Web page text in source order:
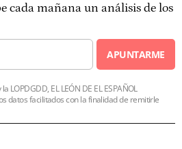
cada mañana un análisis de los
APUNTARME
LOPDGDD, EL LEÓN DE EL ESPAÑOL
datos facilitados con la finalidad de remitirle